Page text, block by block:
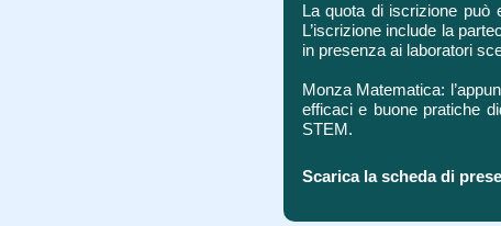
La quota di iscrizione può
L’iscrizione include la
in presenza ai laboratori
Monza Matematica:
efficaci e buone pratiche
STEM.
Scarica la scheda di